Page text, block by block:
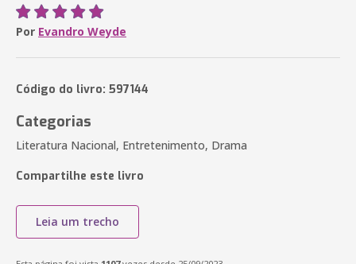
Por Evandro Weyde
Código do livro: 597144
Categorias
Literatura Nacional, Entretenimento, Drama
Compartilhe este livro
Leia um trecho